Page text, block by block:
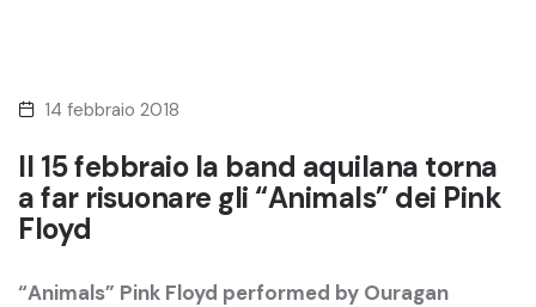
14 febbraio 2018
Il 15 febbraio la band aquilana torna
a far risuonare gli “Animals” dei Pink
Floyd
“Animals” Pink Floyd performed by Ouragan